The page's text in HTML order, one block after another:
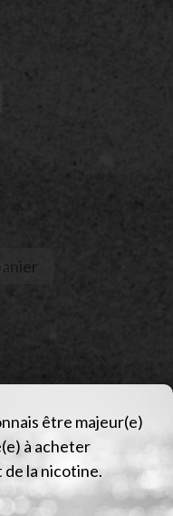
être majeur(e)
à acheter
la nicotine.